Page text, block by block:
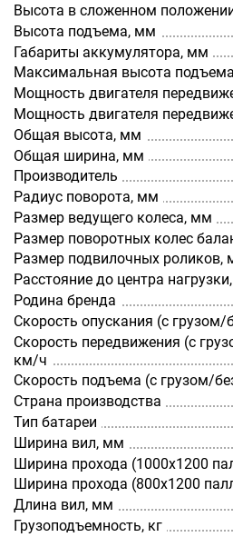
Высота в сложенном
Высота подъема, мм
Габариты аккумулятора, мм
Максимальная высота
Мощность двигателя
Мощность двигателя
Общая высота, мм
Общая ширина, мм
Производитель
Радиус поворота, мм
Размер ведущего колеса, мм
Размер поворотных колес
Размер подвилочных роликов,
Расстояние до центра
Родина бренда
Скорость опускания (с
Скорость передвижения (с
км/ч
Скорость подъема (с грузом/
Страна производства
Тип батареи
Ширина вил, мм
Ширина прохода (1000х1200
Ширина прохода (800х1200
Длина вил, мм
Грузоподъемность, кг